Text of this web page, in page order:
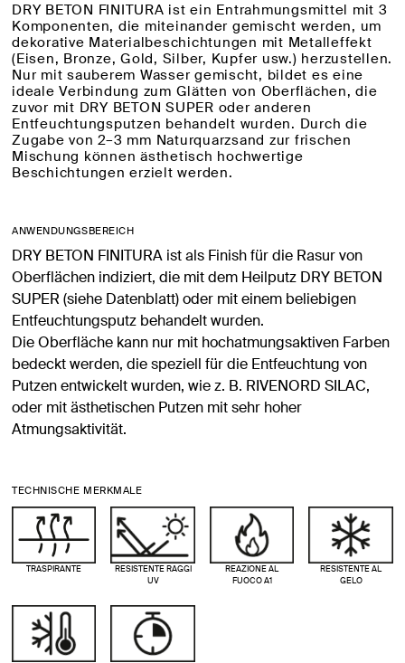
DRY BETON FINITURA ist ein Entrahmungsmittel mit 3
Komponenten, die miteinander gemischt werden, um
dekorative Materialbeschichtungen mit Metalleffekt
(Eisen, Bronze, Gold, Silber, Kupfer usw.) herzustellen.
Nur mit sauberem Wasser gemischt, bildet es eine
ideale Verbindung zum Glätten von Oberflächen, die
zuvor mit DRY BETON SUPER oder anderen
Entfeuchtungsputzen behandelt wurden. Durch die
Zugabe von 2–3 mm Naturquarzsand zur frischen
Mischung können ästhetisch hochwertige
Beschichtungen erzielt werden.
ANWENDUNGSBEREICH
DRY BETON FINITURA ist als Finish für die Rasur von
Oberflächen indiziert, die mit dem Heilputz DRY BETON
SUPER (siehe Datenblatt) oder mit einem beliebigen
Entfeuchtungsputz behandelt wurden.
Die Oberfläche kann nur mit hochatmungsaktiven Farben
bedeckt werden, die speziell für die Entfeuchtung von
Putzen entwickelt wurden, wie z. B. RIVENORD SILAC,
oder mit ästhetischen Putzen mit sehr hoher
Atmungsaktivität.
TECHNISCHE MERKMALE
TRASPIRANTE
RESISTENTE RAGGI
UV
REAZIONE AL
FUOCO A1
RESISTENTE AL
GELO